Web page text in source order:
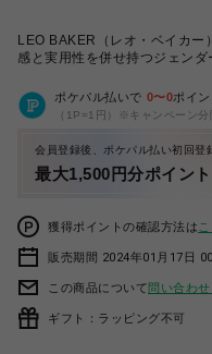
LEO BAKER（レオ・ベイカー
感と実用性を併せ持つジェン
ポケパル払いで 0〜0ポイン
（1P=1円）※キャンペーン分
会員登録後、ポケパル払い初回登
最大1,500円分ポイン
獲得ポイントの確認方法は
販売期間 2024年01月17日
この商品について問い合わせ
ギフト：ラッピング不可